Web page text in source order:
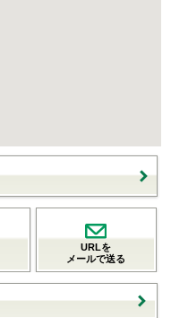
URLを
メールで送る